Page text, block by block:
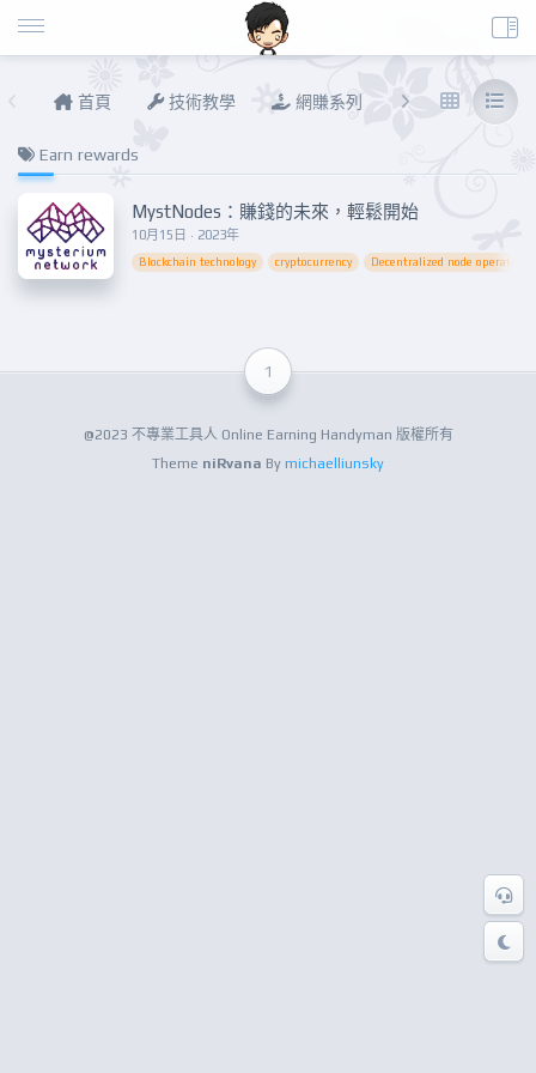
首頁 技術教學 網賺系列 說說進度
Earn rewards
10月15日 · 2023年
MystNodes：賺錢的未來，輕鬆開始
Blockchain technology cryptocurrency Decentralized node operation
1
@2023 不專業工具人 Online Earning Handyman 版權所有
Theme niRvana By michaelliunsky